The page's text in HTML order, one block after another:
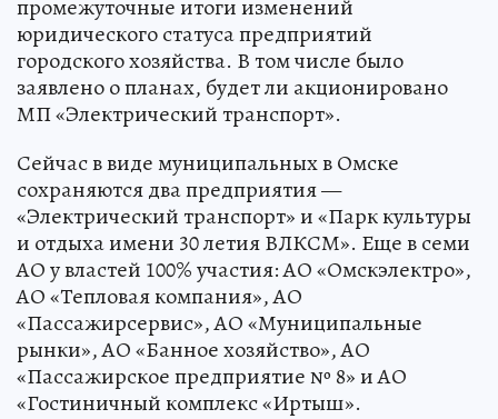
промежуточные итоги изменений
юридического статуса предприятий
городского хозяйства. В том числе было
заявлено о планах, будет ли акционировано
МП «Электрический транспорт».
Сейчас в виде муниципальных в Омске
сохраняются два предприятия —
«Электрический транспорт» и «Парк культуры
и отдыха имени 30 летия ВЛКСМ». Еще в семи
АО у властей 100% участия: АО «Омскэлектро»,
АО «Тепловая компания», АО
«Пассажирсервис», АО «Муниципальные
рынки», АО «Банное хозяйство», АО
«Пассажирское предприятие № 8» и АО
«Гостиничный комплекс «Иртыш».